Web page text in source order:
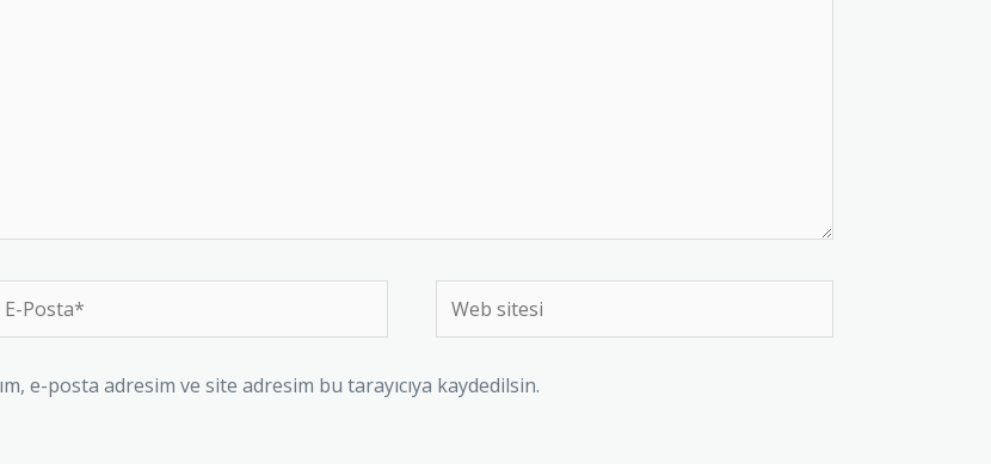
e-posta adresim ve site adresim bu tarayıcıya kaydedilsin.